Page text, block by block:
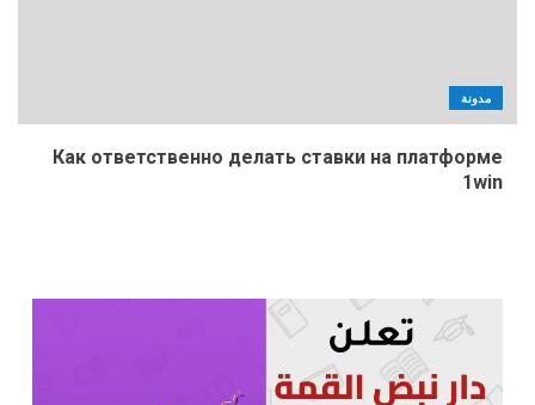
مدونة
Как ответственно делать ставки на платформе
1win